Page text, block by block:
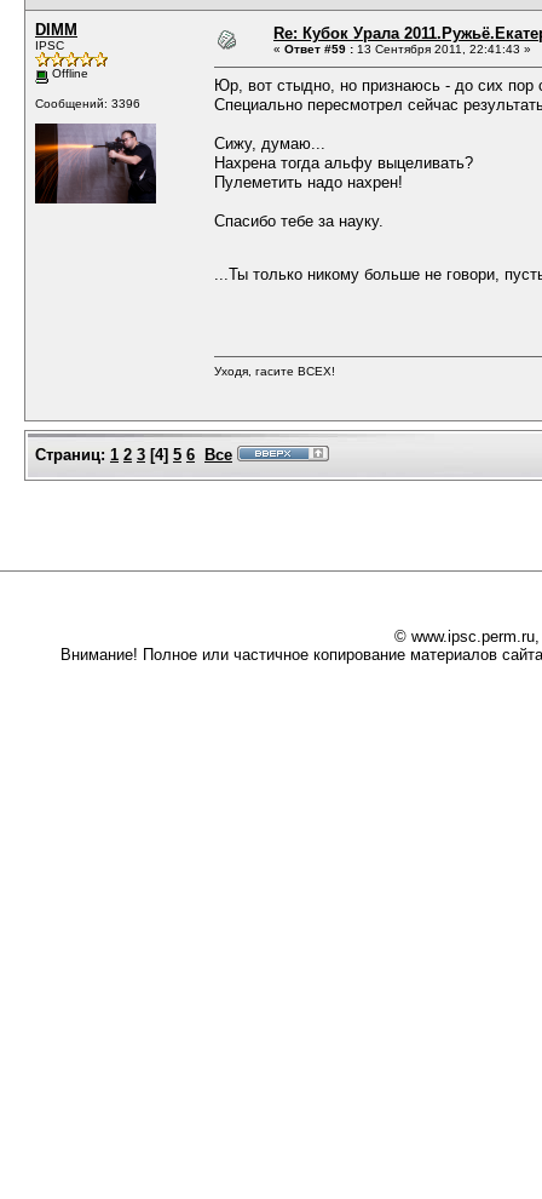
DIMM
IPSC
Offline
Сообщений: 3396
Re: Кубок Урала
« Ответ #59 : 13 Сентября 2011, 22:41:43 »
Юр, вот стыдно, но признаюсь - до сих пор
Специально пересмотрел сейчас
Сижу, думаю...
Нахрена тогда альфу выцеливать?
Пулеметить надо нахрен!
Спасибо тебе за науку.
...Ты только никому больше не говори,
Уходя, гасите ВСЕХ!
Страниц: 1 2 3 [4] 5 6 Все
©
Внимание! Полное или частичное копирование материалов